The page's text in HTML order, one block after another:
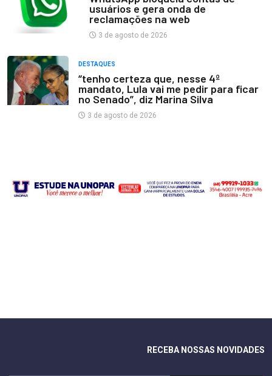
usuários e gera onda de
reclamações na web
3 de agosto de 2026
DESTAQUES
“tenho certeza que, nesse 4º
mandato, Lula vai me pedir para ficar
no Senado”, diz Marina Silva
3 de agosto de 2026
RECEBA NOSSAS NOVIDADES